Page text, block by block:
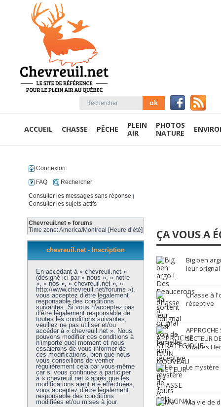
ACCUEIL CHASSE PÊCHE
PLEIN
AIR
PHOTOS
NATURE
Connexion
FAQ
Rechercher
Consulter les messages sans réponse |
Consulter les sujets actifs
Chevreuil.net » forums
Time zone: America/Montreal [Heure d’été]
chevreuil.net - Inscription
En accédant à « chevreuil.net »
(désigné ici par « nous », « notre
», « nos », « chevreuil.net », «
http://www.chevreuil.net/forums »),
vous acceptez d’être légalement
responsable des conditions
suivantes. Si vous n’acceptez pas
d’être légalement responsable de
toutes les conditions suivantes,
veuillez ne pas utiliser et/ou
accéder à « chevreuil.net ». Nous
pouvons modifier ces conditions à
n’importe quel moment et nous
essaierons de vous informer de
ces modifications, bien que nous
vous conseillons de vérifier
régulièrement cela par vous-même
car si vous continuez à participer
à « chevreuil.net » après que les
modifications aient été effectuées,
vous acceptez d’être légalement
responsable des conditions
modifiées et/ou mises à jour.
ÇA VOUS A
Big ben
leur orignal
Chasse à
réceptive
SECTEUR
Charles
Le
Ma vie de